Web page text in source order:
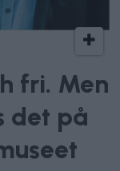
fri. Men
det på